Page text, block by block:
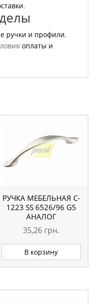
.
ручки и профили,
оплаты и
РУЧКА МЕБЕЛЬНАЯ C-
1223 SS 6526/96 G5
АНАЛОГ
35,26 грн.
В корзину